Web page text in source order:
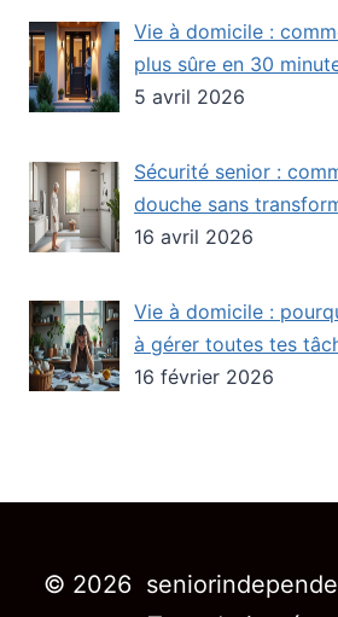
Vie à domicile :
plus sûre en 30
5 avril 2026
Sécurité senior :
douche sans
16 avril 2026
Vie à domicile :
à gérer toutes tes
16 février 2026
© 2026